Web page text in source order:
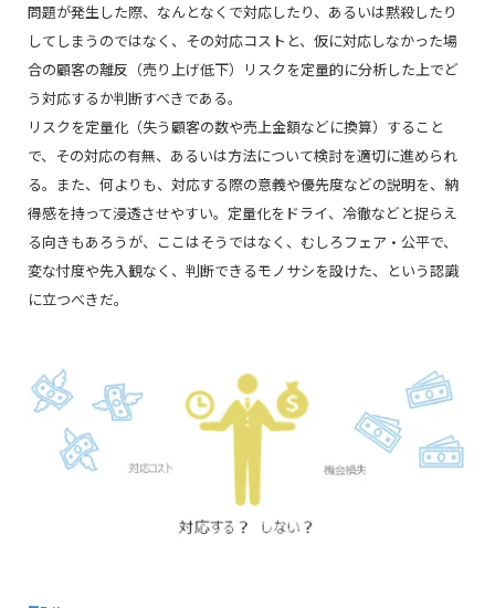
問題が発生した際、なんとなくで対応したり、あるいは黙殺したり
してしまうのではなく、その対応コストと、仮に対応しなかった場
合の顧客の離反（売り上げ低下）リスクを定量的に分析した上でど
う対応するか判断すべきである。
リスクを定量化（失う顧客の数や売上金額などに換算）すること
で、その対応の有無、あるいは方法について検討を適切に進められ
る。また、何よりも、対応する際の意義や優先度などの説明を、納
得感を持って浸透させやすい。定量化をドライ、冷徹などと捉らえ
る向きもあろうが、ここはそうではなく、むしろフェア・公平で、
変な忖度や先入観なく、判断できるモノサシを設けた、という認識
に立つべきだ。